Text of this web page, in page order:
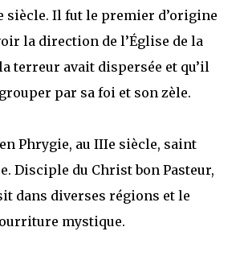
siècle. Il fut le premier d’origine
la direction de l’Église de la
terreur avait dispersée et qu’il
par sa foi et son zèle.
Phrygie, au IIIe siècle, saint
Disciple du Christ bon Pasteur,
dans diverses régions et le
mystique.